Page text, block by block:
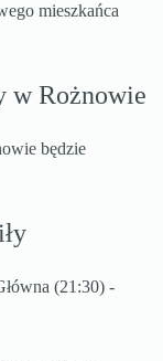
mieszkańca
w Rożnowie
będzie
(21:30) -